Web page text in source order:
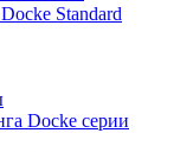
Standard
Docke серии